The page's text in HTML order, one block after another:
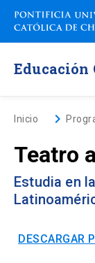
Saltar
contenido
Educación
Inicio
Nosotros
Programas de
Programas
Inicio keyboard_arrow_right
Teatro
Estudia en
DESCARGAR